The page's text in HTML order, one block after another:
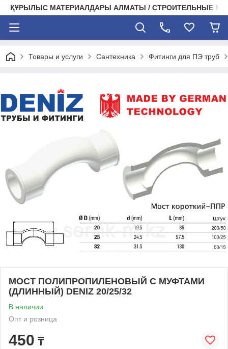
ҚҰРЫЛЫС МАТЕРИАЛДАРЫ АЛМАТЫ / СТРОИТЕЛЬНЫЕ
Товары и услуги Сантехника Фитинги для ПЭ труб
МОСТ ПОЛИПРОПИЛЕНОВЫЙ С МУФТАМИ
(ДЛИННЫЙ) DENIZ 20/25/32
В наличии
Опт и розница
450 ₸